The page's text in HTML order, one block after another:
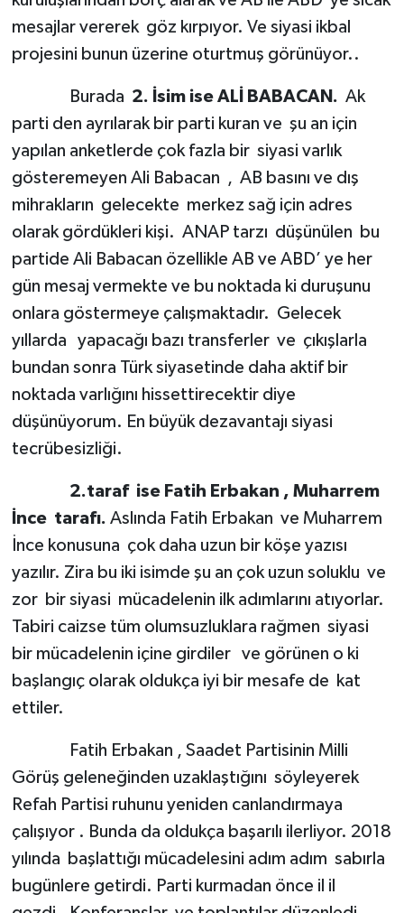
mesajlar vererek göz kırpıyor. Ve siyasi ikbal
projesini bunun üzerine oturtmuş görünüyor..
Burada 2. İsim ise ALİ BABACAN. Ak
parti den ayrılarak bir parti kuran ve şu an için
yapılan anketlerde çok fazla bir siyasi varlık
gösteremeyen Ali Babacan , AB basını ve dış
mihrakların gelecekte merkez sağ için adres
olarak gördükleri kişi. ANAP tarzı düşünülen bu
partide Ali Babacan özellikle AB ve ABD’ ye her
gün mesaj vermekte ve bu noktada ki duruşunu
onlara göstermeye çalışmaktadır. Gelecek
yıllarda yapacağı bazı transferler ve çıkışlarla
bundan sonra Türk siyasetinde daha aktif bir
noktada varlığını hissettirecektir diye
düşünüyorum. En büyük dezavantajı siyasi
tecrübesizliği.
2.taraf ise Fatih Erbakan , Muharrem
İnce tarafı. Aslında Fatih Erbakan ve Muharrem
İnce konusuna çok daha uzun bir köşe yazısı
yazılır. Zira bu iki isimde şu an çok uzun soluklu ve
zor bir siyasi mücadelenin ilk adımlarını atıyorlar.
Tabiri caizse tüm olumsuzluklara rağmen siyasi
bir mücadelenin içine girdiler ve görünen o ki
başlangıç olarak oldukça iyi bir mesafe de kat
ettiler.
Fatih Erbakan , Saadet Partisinin Milli
Görüş geleneğinden uzaklaştığını söyleyerek
Refah Partisi ruhunu yeniden canlandırmaya
çalışıyor . Bunda da oldukça başarılı ilerliyor. 2018
yılında başlattığı mücadelesini adım adım sabırla
bugünlere getirdi. Parti kurmadan önce il il